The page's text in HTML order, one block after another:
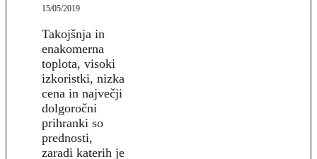
15/05/2019
Takojšnja in
enakomerna
toplota, visoki
izkoristki, nizka
cena in največji
dolgoročni
prihranki so
prednosti,
zaradi katerih je